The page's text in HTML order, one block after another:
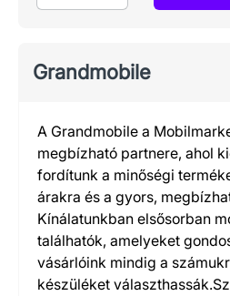
Grandmobile
A Grandmobile a
megbízható partnere, ahol
fordítunk a minőségi
árakra és a gyors,
Kínálatunkban elsősorban
találhatók, amelyeket
vásárlóink mindig a
készüléket